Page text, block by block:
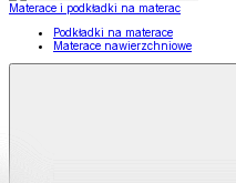
Materace i podkładki na materac
Podkładki na materace
Materace nawierzchniowe